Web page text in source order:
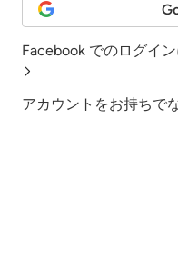
Facebook でのログイン
アカウントをお持ちで